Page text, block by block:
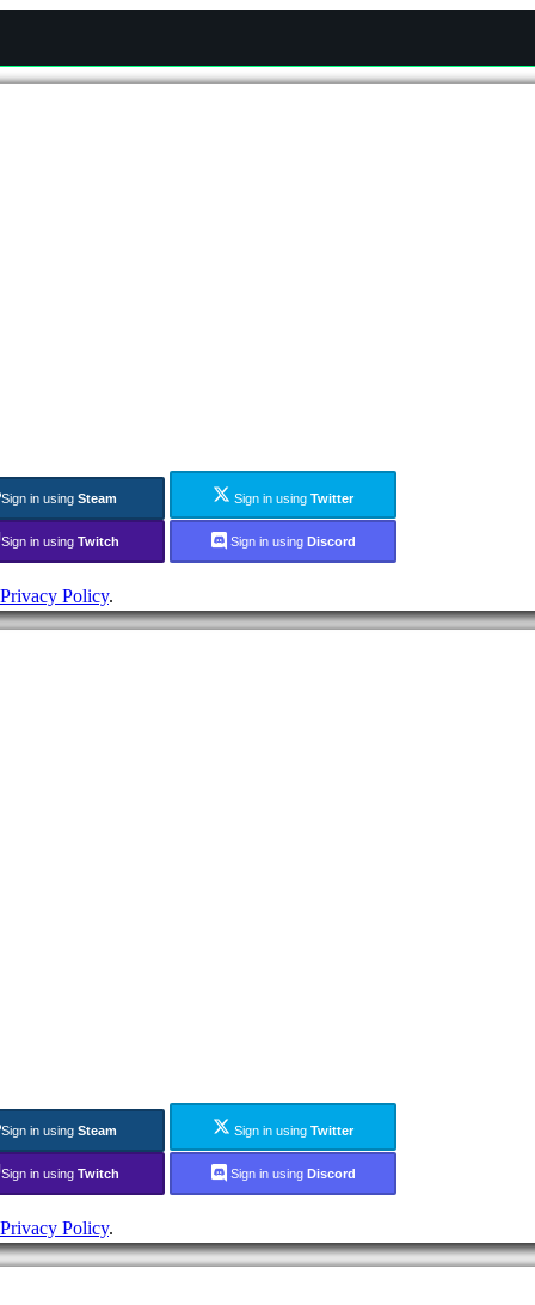
Sign in using Steam Sign in using Twitter
Sign in using Twitch Sign in using Discord
Privacy Policy.
Sign in using Steam Sign in using Twitter
Sign in using Twitch Sign in using Discord
Privacy Policy.